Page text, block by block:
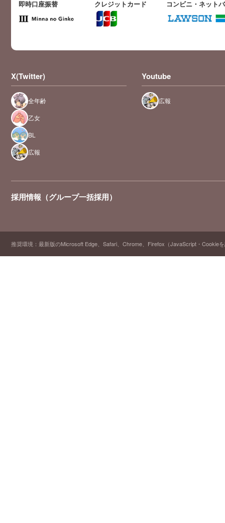
即時口座振替 クレジットカード コンビニ・ネット
X(Twitter)
全年齢
乙女
BL
広報
Youtube
広報
採用情報（グループ一括採用）
推奨環境：最新版のMicrosoft Edge、Safari、Chrome、Firefox（JavaScript・Cookie